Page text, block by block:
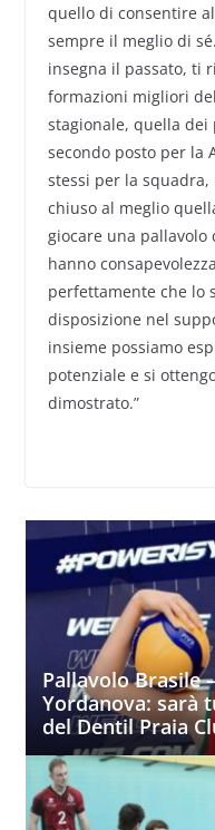
quello di consentire
sempre il meglio di
insegna il passato, ti
formazioni migliori
stagionale, quella dei
secondo posto per la
stessi per la
chiuso al meglio
giocare una pallavolo
hanno
perfettamente che lo
disposizione nel
insieme possiamo
potenziale e si
dimostrato.”
Pallavolo Brasile
Yordanova: sarà
del Dentil Praia